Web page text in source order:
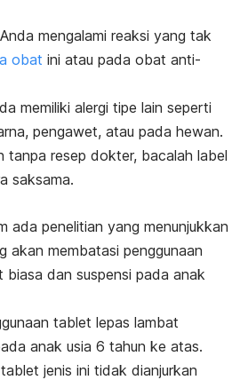
mengalami reaksi yang tak
obat ini atau pada obat anti-
memiliki alergi tipe lain seperti
pengawet, atau pada hewan.
tanpa resep dokter, bacalah label
saksama.
ada penelitian yang menunjukkan
akan membatasi penggunaan
dan suspensi pada anak
tablet lepas lambat
anak usia 6 tahun ke atas.
jenis ini tidak dianjurkan